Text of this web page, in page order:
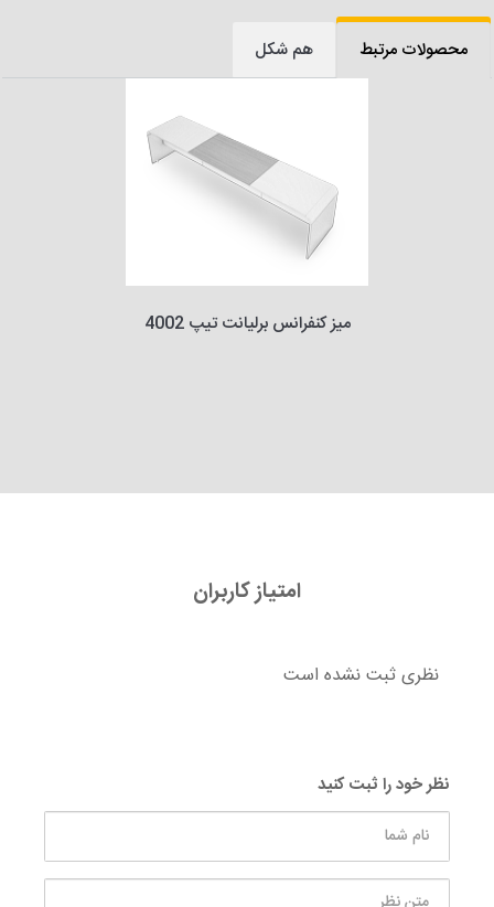
محصولات مرتبط هم شکل
میز کنفرانس برلیانت تیپ 4002
امتیاز کاربران
نظری ثبت نشده است
نظر خود را ثبت کنید